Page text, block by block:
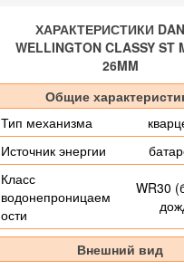
ХАРАКТЕРИСТИКИ
WELLINGTON CLASSY ST
26MM
Общие
Тип механизма
Источник энергии
Класс
водонепроницаем
ости
WR30
Внешний вид